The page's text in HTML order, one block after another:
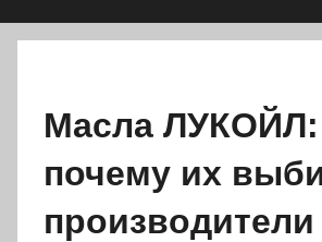
Масла ЛУКОЙЛ:
почему их
производители